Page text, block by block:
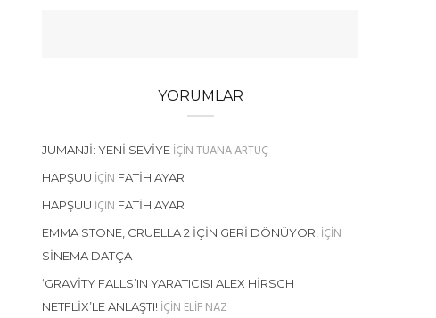
YORUMLAR
JUMANJI: YENI SEVIYE IÇINTUANA ARTUÇ
HAPŞUU IÇIN FATIH AYAR
HAPŞUU IÇIN FATIH AYAR
EMMA STONE, CRUELLA 2 İÇIN GERI DÖNÜYOR! IÇIN
SINEMA DATÇA
‘GRAVITY FALLS’IN YARATICISI ALEX HIRSCH
NETFLIX’LE ANLAŞTI! IÇIN ELIF NAZ